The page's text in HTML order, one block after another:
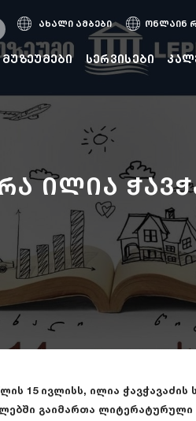
ახალი ამბები ონლაინ
მუზეუმები სერვისები
ილია
15 ივლისს, ილია
გაიმართა